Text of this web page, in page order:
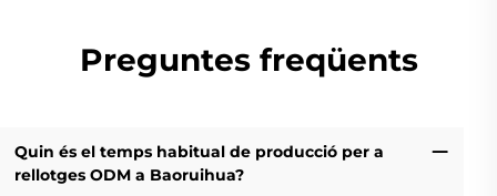
Preguntes freqüents
Quin és el temps habitual de producció per a
rellotges ODM a Baoruihua?